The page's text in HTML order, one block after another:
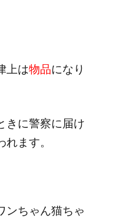
上は物品になり
きに警察に届け
れます。
ンちゃん猫ちゃ